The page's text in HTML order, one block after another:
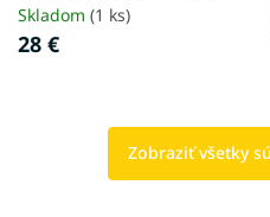
Skladom (1 ks)
28 €
Zobraziť všetky